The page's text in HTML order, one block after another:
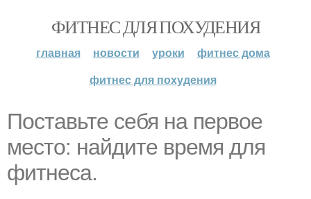
ФИТНЕС ДЛЯ ПОХУДЕНИЯ
главная новости уроки
фитнес дома
фитнес для похудения
Поставьте себя на первое
место: найдите время для
фитнеса.